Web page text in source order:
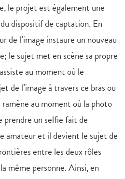
le projet est également une
dispositif de captation. En
de l’image instaure un nouveau
le sujet met en scène sa propre
au moment où le
de l’image à travers ce bras ou
au moment où la photo
un selfie fait de
amateur et il devient le sujet de
entre les deux rôles
même personne. Ainsi, en